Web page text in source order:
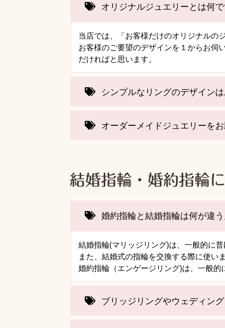
オリジナルジュエリーとは何で
当店では、「お客様だけのオリジナルの
お客様のご要望のデザインを１からお伺
だければと思います。
シンプルなリングのデザイン
オーダーメイドジュエリーを
結婚指輪・婚約指輪
婚約指輪と結婚指輪は何が違
結婚指輪(マリッジリング)は、一般的に普
また、結婚式の指輪を交換する際に使いま
婚約指輪（エンゲージリング)は、一般的
ブリッジリングやウェディン